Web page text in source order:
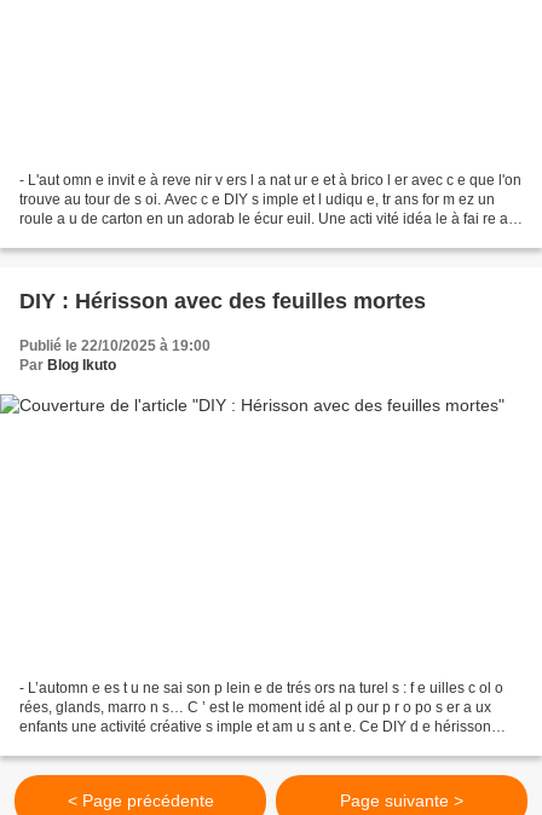
- L'aut omn e invit e à reve nir v ers l a nat ur e et à brico l er avec c e que l'on
trouve au tour de s oi. Avec c e DIY s imple et l udiqu e, tr ans for m ez un
roule a u de carton en un adorab le écur euil. Une acti vité idéa le à fai re av
DIY : Hérisson avec des feuilles mortes
Publié le 22/10/2025 à 19:00
Par Blog Ikuto
- L’automn e es t u ne sai son p lein e de trés ors na turel s : f e uilles c ol o
rées, glands, marro n s… C ’ est le moment idé al p our p r o po s er a ux
enfants une activité créative s imple et am u s ant e. Ce DIY d e hérisson
< Page précédente Page suivante >